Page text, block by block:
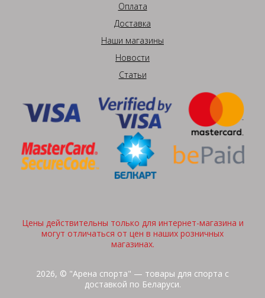
Оплата
Доставка
Наши магазины
Новости
Статьи
Цены действительны только для интернет-магазина и
могут отличаться от цен в наших розничных
магазинах.
2026, © "Арена спорта" — товары для спорта с
доставкой по Беларуси.